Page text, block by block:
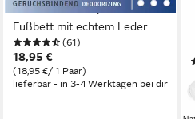
Comfort - Orthopädisches
Fußbett mit echtem Leder
(61)
18,95 €
(18,95 €/ 1 Paar)
lieferbar - in 3-4 Werktagen bei dir